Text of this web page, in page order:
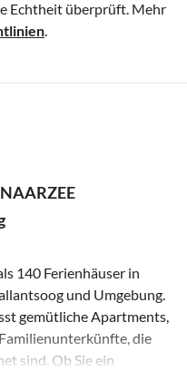
Echtheit überprüft. Mehr
140 Ferienhäuser in
und Umgebung.
gemütliche Apartments,
die
sind. Ob Sie ein